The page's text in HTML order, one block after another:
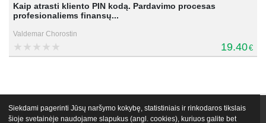
Kaip atrasti kliento PIN kodą. Pardavimo procesas
profesionaliems finansų...
Valdemar Chorostin
19.40€
VIP narystės Nemokami mokymai Apie mus Lektoriai
Siekdami pagerinti Jūsų naršymo kokybę, statistiniais ir rinkodaros tikslais
šioje svetainėje naudojame slapukus (angl. cookies), kuriuos galite bet